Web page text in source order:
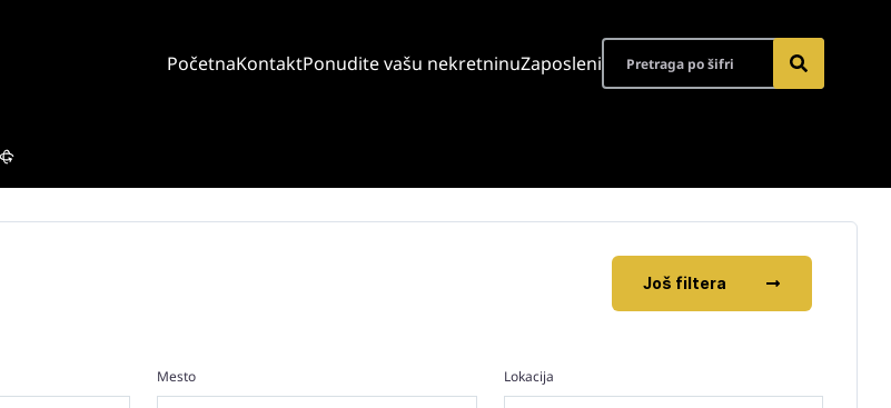
PočetnaKontaktPonudite vašu nekretninuZaposleni
Još filtera
Mesto Lokacija